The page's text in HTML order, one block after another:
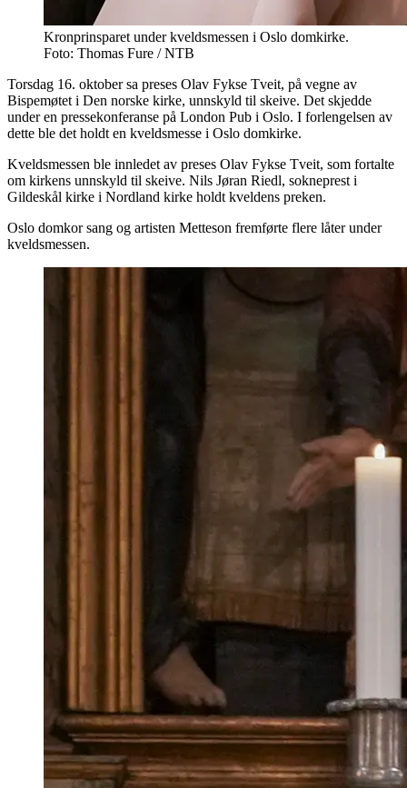
Kronprinsparet under kveldsmessen i Oslo domkirke.
Foto: Thomas Fure / NTB
Torsdag 16. oktober sa preses Olav Fykse Tveit, på vegne av
Bispemøtet i Den norske kirke, unnskyld til skeive. Det skjedde
under en pressekonferanse på London Pub i Oslo. I forlengelsen av
dette ble det holdt en kveldsmesse i Oslo domkirke.
Kveldsmessen ble innledet av preses Olav Fykse Tveit, som fortalte
om kirkens unnskyld til skeive. Nils Jøran Riedl, sokneprest i
Gildeskål kirke i Nordland kirke holdt kveldens preken.
Oslo domkor sang og artisten Metteson fremførte flere låter under
kveldsmessen.